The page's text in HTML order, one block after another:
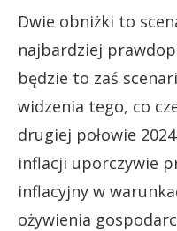
Dwie obniżki to
najbardziej
będzie to zaś
widzenia tego, co
drugiej połowie
inflacji uporczywie
inflacyjny w
ożywienia